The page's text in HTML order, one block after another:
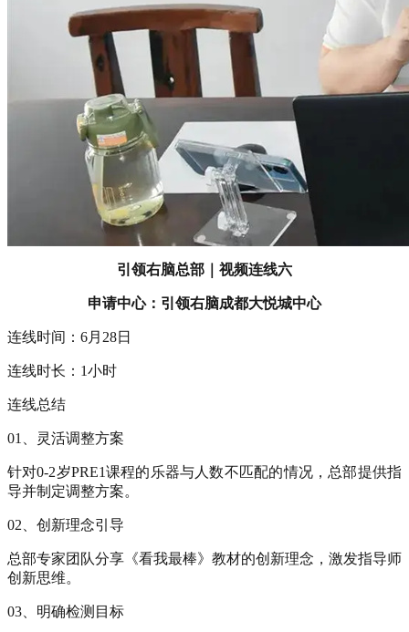
引领右脑总部｜视频连线六
申请中心：引领右脑成都大悦城中心
连线时间：6月28日
连线时长：1小时
连线总结
01、灵活调整方案
针对0-2岁PRE1课程的乐器与人数不匹配的情况，总部提供指
导并制定调整方案。
02、创新理念引导
总部专家团队分享《看我最棒》教材的创新理念，激发指导师
创新思维。
03、明确检测目标